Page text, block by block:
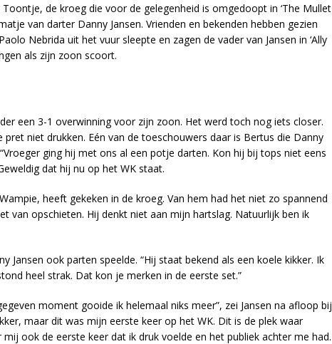
de kroeg die voor de gelegenheid is omgedoopt in ‘The Mullet
van darter Danny Jansen. Vrienden en bekenden hebben gezien
Nebrida uit het vuur sleepte en zagen de vader van Jansen in ‘Ally
als zijn zoon scoort.
een 3-1 overwinning voor zijn zoon. Het werd toch nog iets closer.
niet drukken. Eén van de toeschouwers daar is Bertus die Danny
ging hij met ons al een potje darten. Kon hij bij tops niet eens
dat hij nu op het WK staat.
heeft gekeken in de kroeg. Van hem had het niet zo spannend
van opschieten. Hij denkt niet aan mijn hartslag. Natuurlijk ben ik
Jansen ook parten speelde. “Hij staat bekend als een koele kikker. Ik
heel strak. Dat kon je merken in de eerste set.”
moment gooide ik helemaal niks meer”, zei Jansen na afloop bij
maar dit was mijn eerste keer op het WK. Dit is de plek waar
ook de eerste keer dat ik druk voelde en het publiek achter me had.